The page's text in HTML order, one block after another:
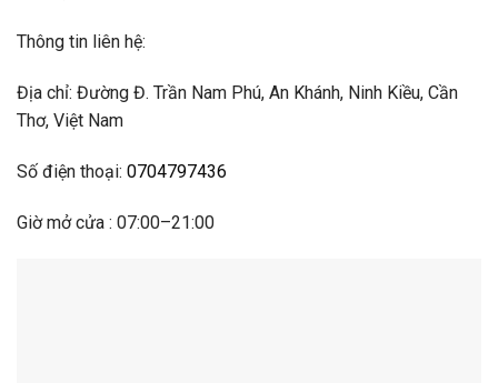
Thông tin liên hệ:
Địa chỉ: Đường Đ. Trần Nam Phú, An Khánh, Ninh Kiều, Cần
Thơ, Việt Nam
Số điện thoại: 0704797436
Giờ mở cửa : 07:00–21:00